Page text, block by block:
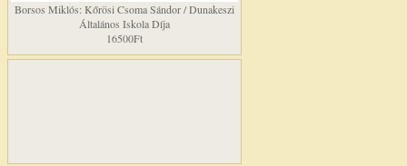
Borsos Miklós: Kőrösi Csoma Sándor / Dunakeszi
Általános Iskola Díja
16500Ft